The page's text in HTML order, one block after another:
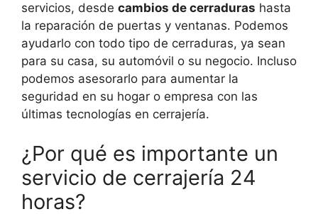
servicios, desde cambios de cerraduras hasta
la reparación de puertas y ventanas. Podemos
ayudarlo con todo tipo de cerraduras, ya sean
para su casa, su automóvil o su negocio. Incluso
podemos asesorarlo para aumentar la
seguridad en su hogar o empresa con las
últimas tecnologías en cerrajería.
¿Por qué es importante un
servicio de cerrajería 24
horas?